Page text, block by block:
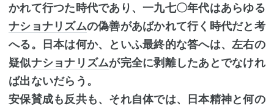
かれて行つた時代であり、一九七〇年代はあらゆる
ナショナリズムの偽善があばかれて行く時代だと考
へる。日本は何か、といふ最終的な答へは、左右の
疑似ナショナリズムが完全に剥離したあとでなけれ
ば出ないだらう。
安保賛成も反共も、それ自体では、日本精神と何の